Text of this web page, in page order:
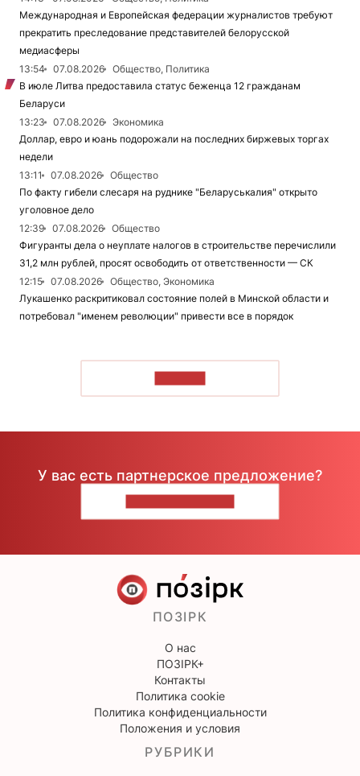
Международная и Европейская федерации журналистов требуют
прекратить преследование представителей белорусской
медиасферы
13:54
07.08.2026
Общество, Политика
В июле Литва предоставила статус беженца 12 гражданам
Беларуси
13:23
07.08.2026
Экономика
Доллар, евро и юань подорожали на последних биржевых торгах
недели
13:11
07.08.2026
Общество
По факту гибели слесаря на руднике "Беларуськалия" открыто
уголовное дело
12:39
07.08.2026
Общество
Фигуранты дела о неуплате налогов в строительстве перечислили
31,2 млн рублей, просят освободить от ответственности — СК
12:15
07.08.2026
Общество, Экономика
Лукашенко раскритиковал состояние полей в Минской области и
потребовал "именем революции" привести все в порядок
У вас есть партнерское предложение?
ПОЗІРК
О нас
ПОЗІРК+
Контакты
Политика cookie
Политика конфиденциальности
Положения и условия
РУБРИКИ